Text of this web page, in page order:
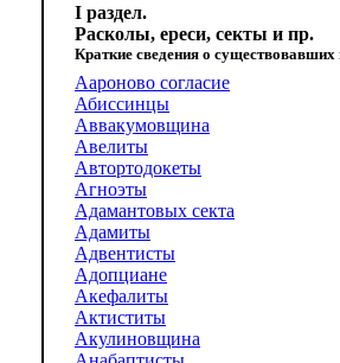
I раздел.
Расколы, ереси, секты и пр.
Краткие сведения о
Аароново согласие
Абиссинцы
Аввакумовщина
Авелиты
Автортодокеты
Агноэты
Адамантовых секта
Адамиты
Адвентисты
Адопциане
Акефалиты
Актиститы
Акулиновщина